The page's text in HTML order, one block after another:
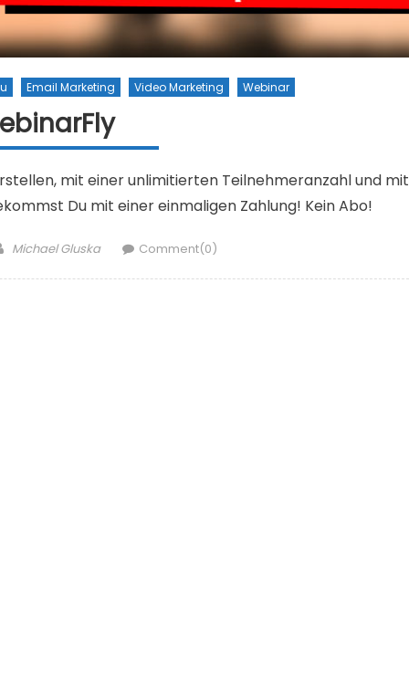
Email Marketing Video Marketing Webinar
mit einer unlimitierten Teilnehmeranzahl und mit
Du mit einer einmaligen Zahlung! Kein Abo!
Author
Michael Gluska Comment(0)